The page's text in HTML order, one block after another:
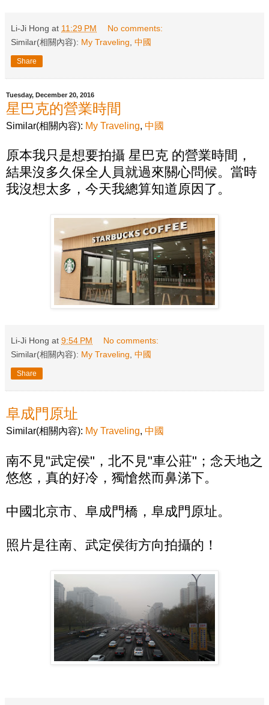
Li-Ji Hong at 11:29 PM
No comments:
Similar(相關內容): My Traveling 中國
Share
Tuesday, December 20, 2016
星巴克的營業時間
Similar(相關內容): My Traveling, 中國
原本我只是想要拍攝 星巴克 的營業時間，
結果沒多久保全人員就過來關心問候。當時
我沒想太多，今天我總算知道原因了。
Li-Ji Hong at 9:54 PM
No comments:
Similar(相關內容): My Traveling, 中國
Share
阜成門原址
Similar(相關內容): My Traveling, 中國
南不見"武定侯"，北不見"車公莊"；念天地之
悠悠，真的好冷，獨愴然而鼻涕下。
中國北京市、阜成門橋，阜成門原址。
照片是往南、武定侯街方向拍攝的！